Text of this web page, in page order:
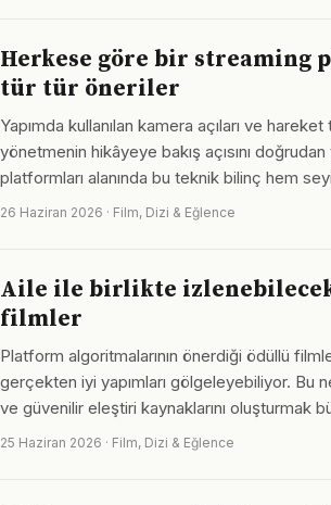
Herkese göre bir streaming
tür tür öneriler
Yapımda kullanılan kamera açıları ve
yönetmenin hikâyeye bakış açısını doğrudan
platformları alanında bu teknik bilinç hem
26 Haziran 2026 · Film, Dizi & Eğlence
Aile ile birlikte
filmler
Platform algoritmalarının önerdiği ödüllü
gerçekten iyi yapımları gölgeleyebiliyor. Bu
ve güvenilir eleştiri kaynaklarını oluşturmak
25 Haziran 2026 · Film, Dizi & Eğlence